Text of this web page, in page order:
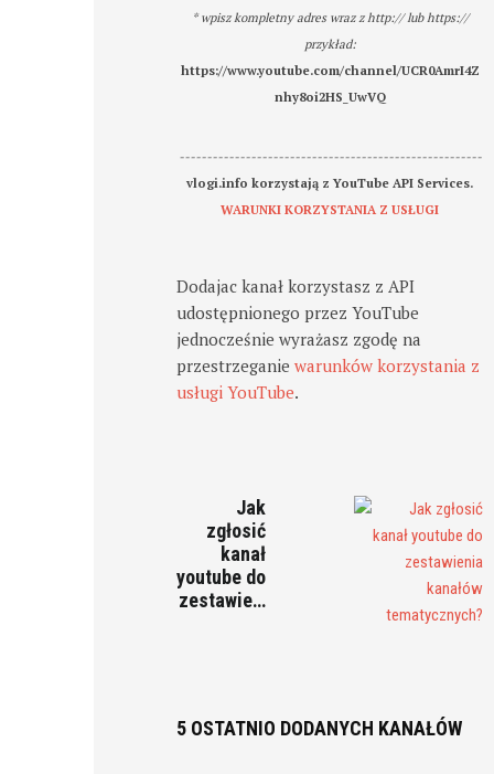
* wpisz kompletny adres wraz z http:// lub https://
przykład:
https://www.youtube.com/channel/UCR0AmrI4Z
nhy8oi2HS_UwVQ
-------------------------------------------------------
vlogi.info korzystają z YouTube API Services.
WARUNKI KORZYSTANIA Z USŁUGI
Dodajac kanał korzystasz z API
udostępnionego przez YouTube
jednocześnie wyrażasz zgodę na
przestrzeganiewarunków korzystania z
usługi YouTube.
Jak
zgłosić
kanał
youtube do
zestawie…
5 OSTATNIO DODANYCH KANAŁÓW